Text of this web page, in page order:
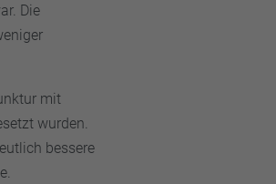
Die
mit
wurden.
bessere